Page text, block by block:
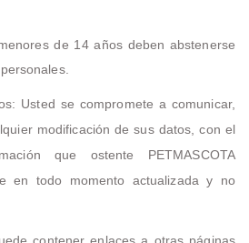
de 14 años deben abstenerse
Usted se compromete a comunicar,
modificación de sus datos, con el
que ostente PETMASCOTA
en todo momento actualizada y no